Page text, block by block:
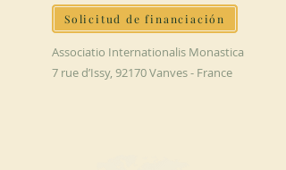
Solicitud de financiación
Associatio Internationalis Monastica
7 rue d’Issy, 92170 Vanves - France